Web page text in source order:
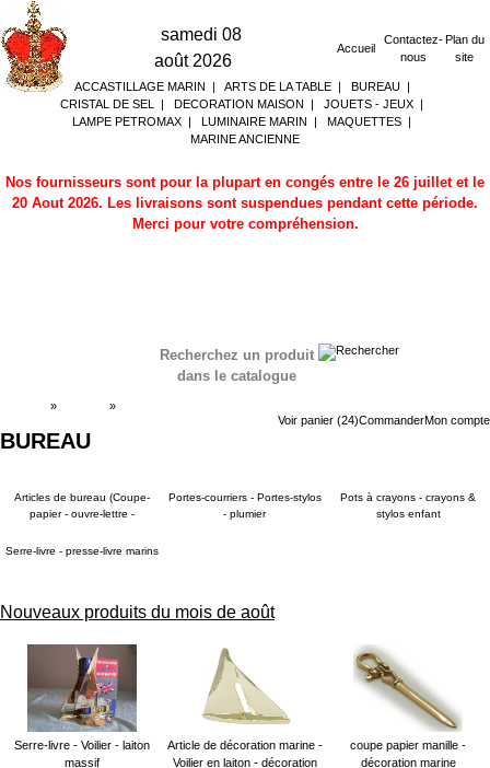
samedi 08
août 2026
Accueil
Contactez-
nous
Plan du
site
ACCASTILLAGE MARIN | ARTS DE LA TABLE| BUREAU|
CRISTAL DE SEL
| DECORATION MAISON | JOUETS - JEUX |
LAMPE PETROMAX | LUMINAIRE MARIN | MAQUETTES |
MARINE ANCIENNE
Nos fournisseurs sont pour la plupart en congés entre le 26 juillet et le
20 Aout 2026. Les livraisons sont suspendues pendant cette période.
Merci pour votre compréhension.
Recherchez un produit
dans le catalogue
Voir panier (24)CommanderMon compte
» »
BUREAU
Articles de bureau (Coupe-
papier - ouvre-lettre -
Portes-courriers - Portes-stylos
- plumier
Pots à crayons - crayons &
stylos enfant
Serre-livre - presse-livre marins
Nouveaux produits du mois de août
Serre-livre - Voilier - laiton
massif
Article de décoration marine -
Voilier en laiton - décoration
coupe papier manille -
décoration marine